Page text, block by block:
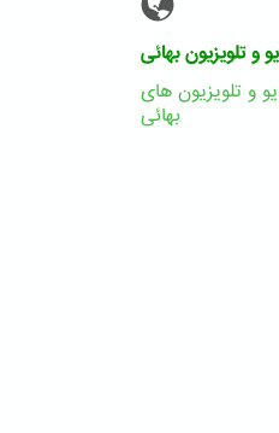
و تلویزیون بهائی
و تلویزیون های
بهائی